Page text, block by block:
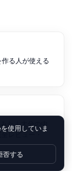
る人が使える
た｜大分の中
レビュー・
使用していま
否する